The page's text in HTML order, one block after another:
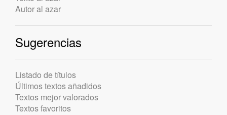
Autor al azar
Sugerencias
Listado de títulos
Últimos textos añadidos
Textos mejor valorados
Textos favoritos